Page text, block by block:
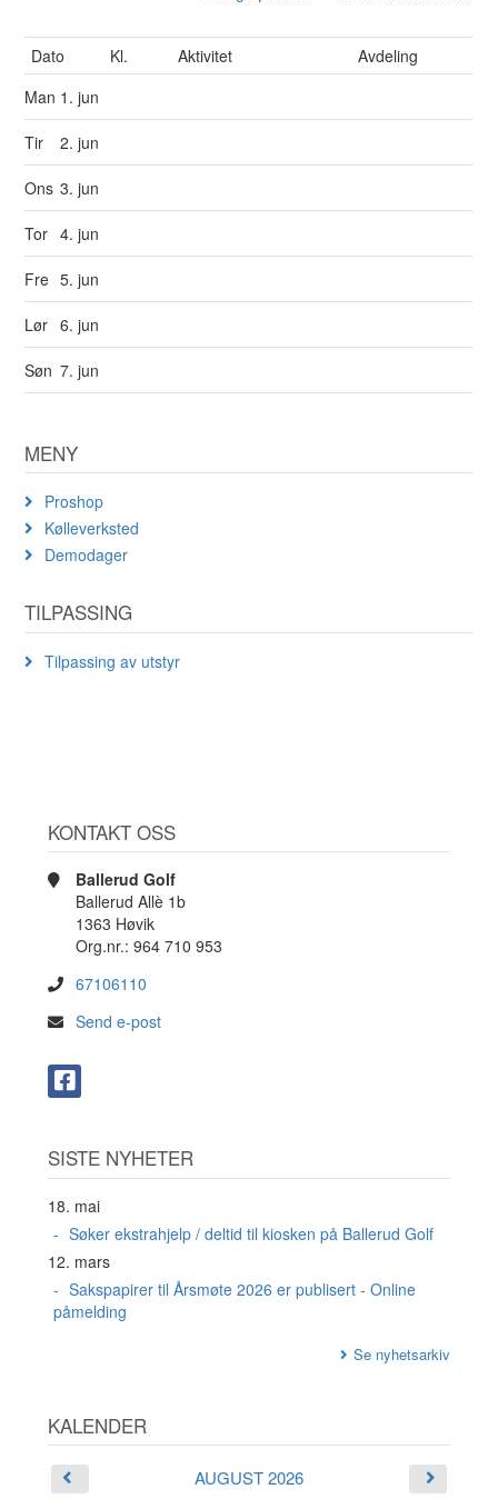
Dato Kl. Aktivitet
Avdeling
Man 1. jun
Tir 2. jun
Ons 3. jun
Tor 4. jun
Fre 5. jun
Lør 6. jun
Søn 7. jun
MENY
Proshop
Kølleverksted
Demodager
TILPASSING
Tilpassing av utstyr
KONTAKT OSS
Ballerud Golf
Ballerud Allè 1b
1363 Høvik
Org.nr.: 964 710 953
67106110
Send e-post
SISTE NYHETER
18. mai
Søker ekstrahjelp / deltid til kiosken på Ballerud Golf
12. mars
Sakspapirer til Årsmøte 2026 er publisert - Online
påmelding
Se nyhetsarkiv
KALENDER
AUGUST 2026